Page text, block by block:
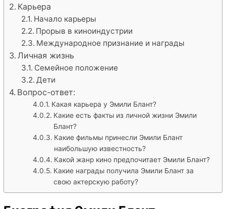
Карьера
Начало карьеры
Прорыв в киноиндустрии
Международное признание и награды
Личная жизнь
Семейное положение
Дети
Вопрос-ответ:
Какая карьера у Эмили Блант?
Какие есть факты из личной жизни Эмили
Блант?
Какие фильмы принесли Эмили Блант
наибольшую известность?
Какой жанр кино предпочитает Эмили Блант?
Какие награды получила Эмили Блант за
свою актерскую работу?